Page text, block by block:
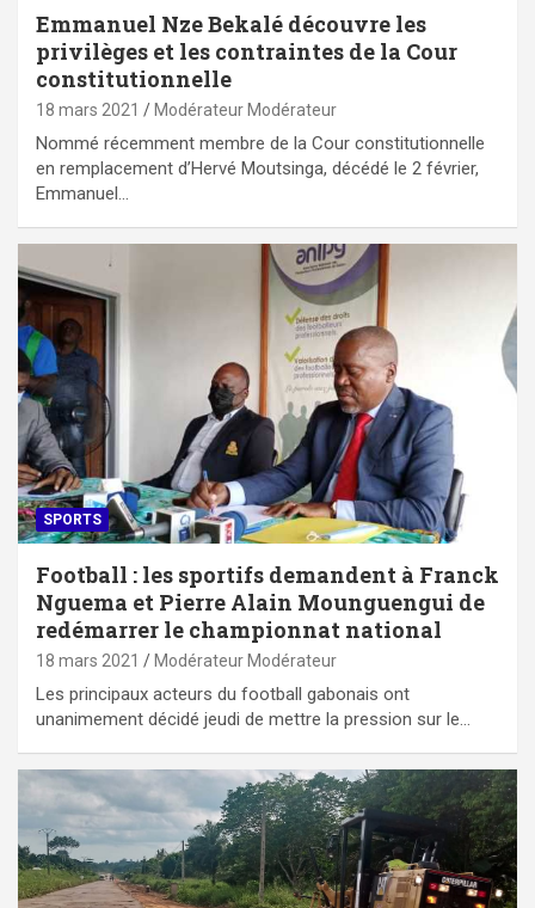
Emmanuel Nze Bekalé découvre les
privilèges et les contraintes de la Cour
constitutionnelle
18 mars 2021 Modérateur Modérateur
Nommé récemment membre de la Cour constitutionnelle
en remplacement d’Hervé Moutsinga, décédé le 2 février,
Emmanuel…
SPORTS
Football : les sportifs demandent à Franck
Nguema et Pierre Alain Mounguengui de
redémarrer le championnat national
18 mars 2021 Modérateur Modérateur
Les principaux acteurs du football gabonais ont
unanimement décidé jeudi de mettre la pression sur le…